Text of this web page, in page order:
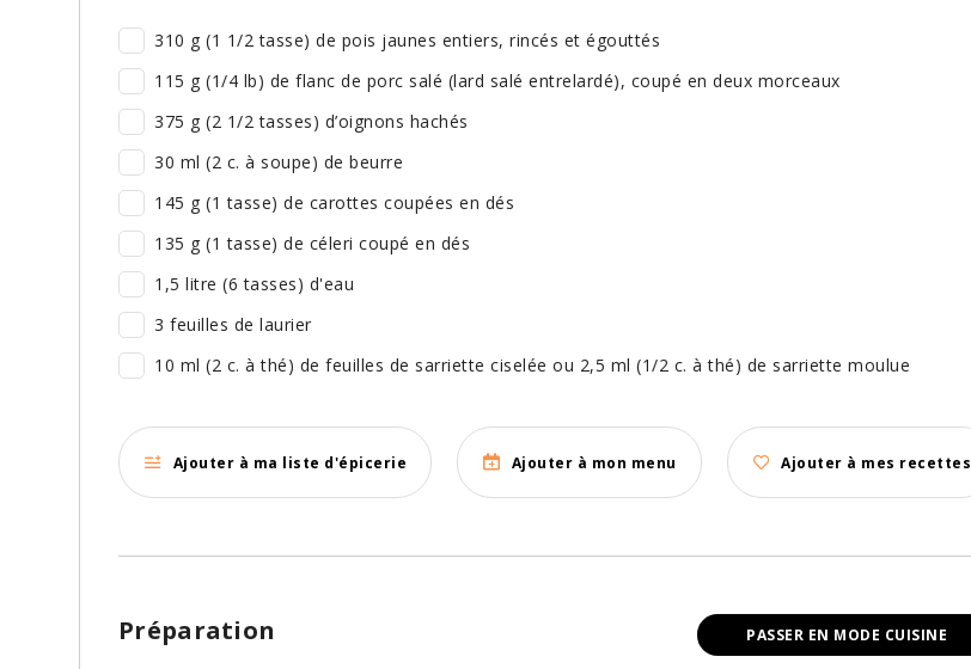
310 g (1 1/2 tasse) de pois jaunes entiers, rincés et égouttés
115 g (1/4 lb) de flanc de porc salé (lard salé entrelardé), coupé en deux morceaux
375 g (2 1/2 tasses) d’oignons hachés
30 ml (2 c. à soupe) de beurre
145 g (1 tasse) de carottes coupées en dés
135 g (1 tasse) de céleri coupé en dés
1,5 litre (6 tasses) d'eau
3 feuilles de laurier
10 ml (2 c. à thé) de feuilles de sarriette ciselée ou 2,5 ml (1/2 c. à thé) de sarriette moulue
Ajouter à ma liste d'épicerie Ajouter à mon menu Ajouter à mes recettes
PASSER EN MODE CUISINE
Préparation